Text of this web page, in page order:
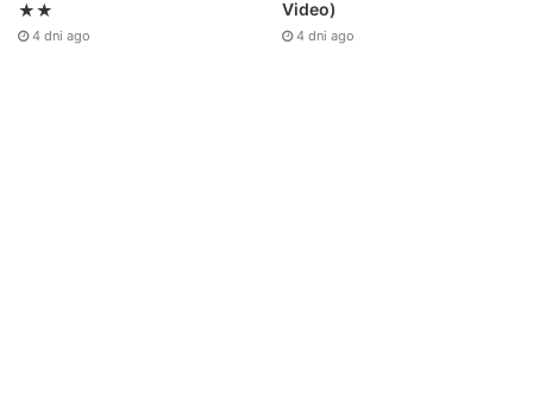
★★
4 dni ago
Video)
4 dni ago